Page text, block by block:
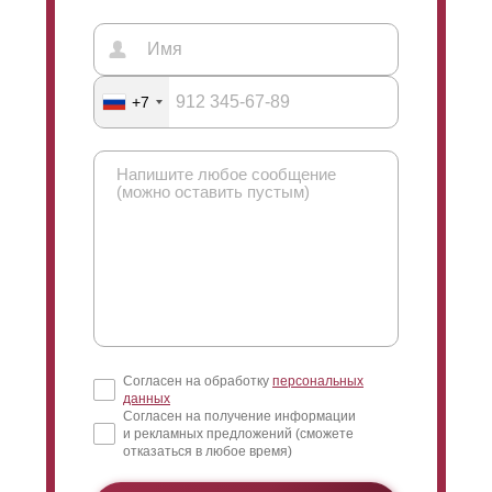
+7
Согласен на обработку персональных
данных
Согласен на получение информации
и рекламных предложений (сможете
отказаться в любое время)